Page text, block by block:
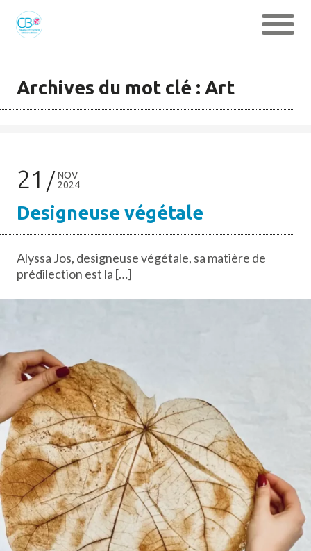
Archives du mot clé : Art
21
NOV
2024
Designeuse végétale
Alyssa Jos, designeuse végétale, sa matière de
prédilection est la […]